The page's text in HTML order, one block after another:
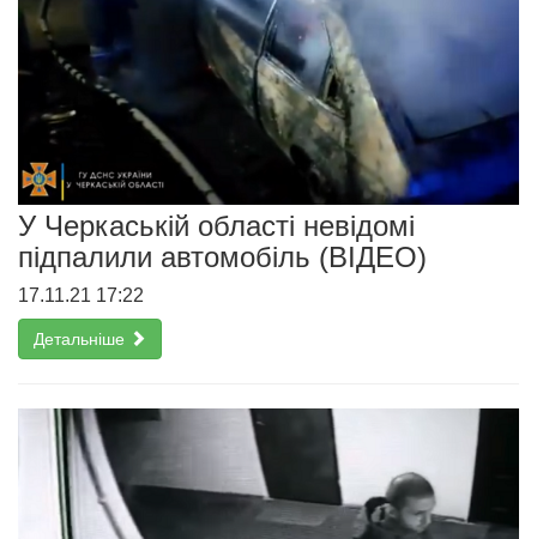
У Черкаській області невідомі
підпалили автомобіль (ВІДЕО)
17.11.21 17:22
Детальніше